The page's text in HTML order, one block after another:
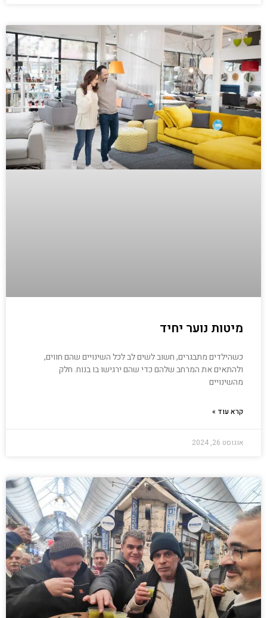
מיטות נוער יחיד
כשהילדים מתבגרים, חשוב לשים לב לכל השינויים שהם חווים,
ולהתאים את המרחב שלהם כדי שהם ירגישו בו בנוח. חלק
מהשינויים
קרא עוד »
אוגוסט 26, 2024